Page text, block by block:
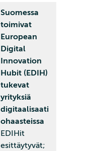
Suomessa
toimivat
European
Digital
Innovation
Hubit (EDIH )
tukevat
yrityksiä
digitaalisaati
ohaasteissa
EDIHit
esittäytyvät;